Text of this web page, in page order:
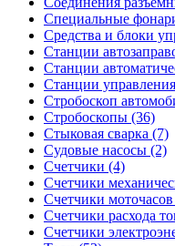
Специальные
Средства и блоки
Станции
Станции
Станции
Стробоскоп
Стробоскопы (36)
Стыковая сварка (7)
Судовые насосы (2)
Счетчики (4)
Счетчики
Счетчики
Счетчики расхода
Счетчики